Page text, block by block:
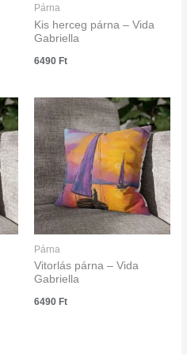
Párna
Kis herceg párna – Vida
Gabriella
6490 Ft
Párna
Vitorlás párna – Vida
Gabriella
6490 Ft